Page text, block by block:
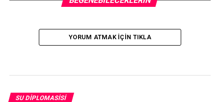
YORUM ATMAK IÇIN TIKLA
SU DIPLOMASISI